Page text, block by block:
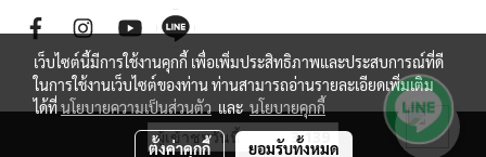
ผู้เข้าชมวันนี้ 3,139
เว็บไซต์นี้มีการใช้งานคุกกี้ เพื่อเพิ่มประสิทธิภาพและประสบการณ์ที่ดี
ในการใช้งานเว็บไซต์ของท่าน ท่านสามารถอ่านรายละเอียดเพิ่มเติม
ได้ที่นโยบายความเป็นส่วนตัวและนโยบายคุกกี้
ตั้งค่าคุกกี้ ยอมรับทั้งหมด